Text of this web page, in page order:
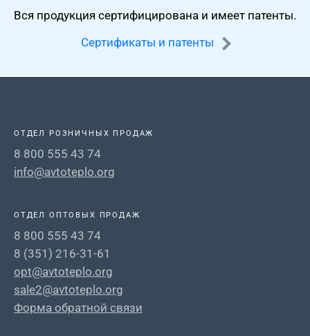
Вся продукция сертифицирована и имеет патенты.
Сертификаты и патенты
ОТДЕЛ РОЗНИЧНЫХ ПРОДАЖ
8 800 555 43 74
info@avtoteplo.org
ОТДЕЛ ОПТОВЫХ ПРОДАЖ
8 800 555 43 74
8 (351) 216-31-61
opt@avtoteplo.org
sale2@avtoteplo.org
Форма обратной связи